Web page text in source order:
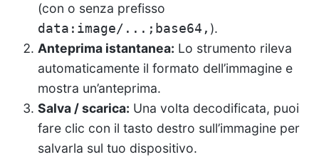
(con o senza prefisso
data:image/...;base64, ).
Anteprima istantanea: Lo strumento rileva
automaticamente il formato dell’immagine e
mostra un’anteprima.
Salva / scarica: Una volta decodificata, puoi
fare clic con il tasto destro sull’immagine per
salvarla sul tuo dispositivo.